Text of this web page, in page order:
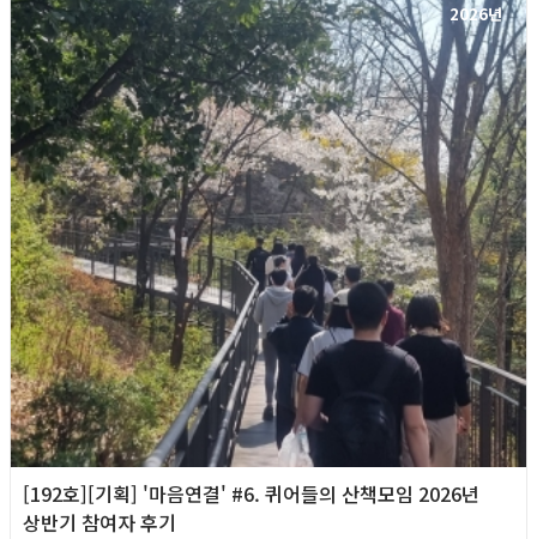
2026년
[192호][기획] '마음연결' #6. 퀴어들의 산책모임 2026년
상반기 참여자 후기